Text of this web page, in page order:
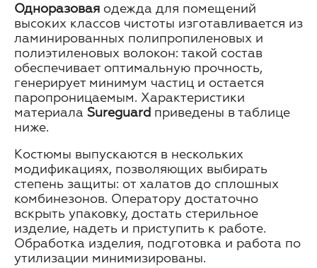
Одноразовая одежда для помещений
высоких классов чистоты изготавливается из
ламинированных полипропиленовых и
полиэтиленовых волокон: такой состав
обеспечивает оптимальную прочность,
генерирует минимум частиц и остается
паропроницаемым. Характеристики
материала Sureguard приведены в таблице
ниже.
Костюмы выпускаются в нескольких
модификациях, позволяющих выбирать
степень защиты: от халатов до сплошных
комбинезонов. Оператору достаточно
вскрыть упаковку, достать стерильное
изделие, надеть и приступить к работе.
Обработка изделия, подготовка и работа по
утилизации минимизированы.